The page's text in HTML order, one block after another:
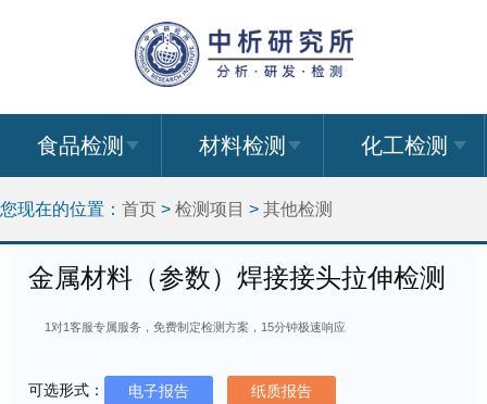
食品检测 材料检测 化工检测
您现在的位置： 首页 > 检测项目 > 其他检测
金属材料（参数）焊接接头拉伸检测
1对1客服专属服务，免费制定检测方案，15分钟极速响应
可选形式： 电子报告 纸质报告